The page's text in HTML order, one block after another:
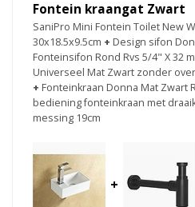
Fontein kraangat Zwart
SaniPro Mini Fontein Toilet New
30x18.5x9.5cm + Design sifon
Fonteinsifon Rond Rvs 5/4" X 32
Universeel Mat Zwart zonder
+ Fonteinkraan Donna Mat Zwart
bediening fonteinkraan met
messing 19cm
+